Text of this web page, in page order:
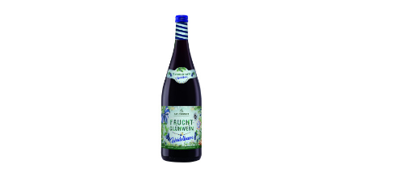
In den Korb